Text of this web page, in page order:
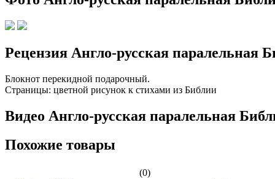
Рецензия Англо-русская паралельная
Блокнот перекидной подарочный.
Страницы: цветной рисунок к стихами из Библии
Видео Англо-русская паралельная
Похожие товары
(0)